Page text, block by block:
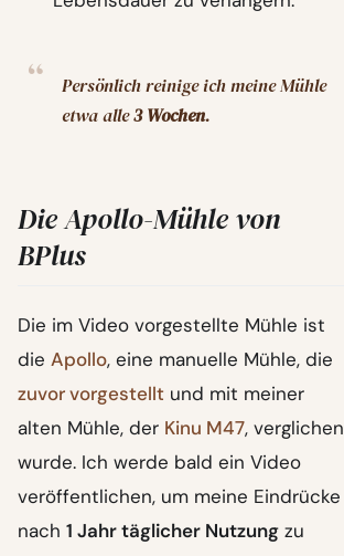
Persönlich reinige ich meine Mühle
etwa alle3 Wochen.
Die Apollo-Mühle von
BPlus
Die im Video vorgestellte Mühle ist
die Apollo, eine manuelle Mühle, die
zuvor vorgestellt und mit meiner
alten Mühle, der Kinu M47, verglichen
wurde. Ich werde bald ein Video
veröffentlichen, um meine Eindrücke
nach 1 Jahr täglicher Nutzung zu